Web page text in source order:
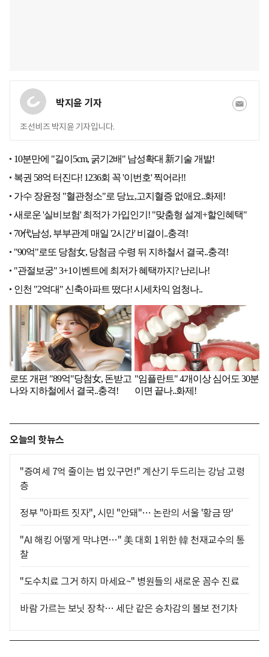
박지윤 기자
조선비즈 박지윤 기자입니다.
오늘의 핫뉴스
"증여세 7억 줄이는 법 있구먼!" 계산기 두드리는 강남 고령
층
정부 "아파트 짓자", 시민 "안돼"… 논란의 서울 '황금 땅'
"AI 해킹 어떻게 막냐면…" 美 대회 1위한 韓 천재교수의 통
찰
"도수치료 그거 하지 마세요~" 병원들의 새로운 꼼수 진료
바람 가르는 보닛 장착… 세단 같은 승차감의 볼보 전기차